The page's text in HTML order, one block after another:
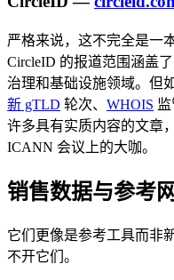
严格来说，这不完全是
CircleID 的报道范围涵盖
治理和基础设施领域。但
新 gTLD 轮次、 WHOIS 监
许多具有实质内容的文章
ICANN 会议上的大咖。
销售数据与参考
它们更像是参考工具而非
不开它们。